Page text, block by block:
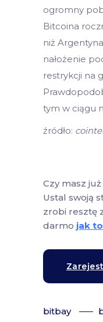
ogromny
Bitcoina
niż
nałożenie
restrykcji na
tym w ciągu
źródło:
Czy masz
Ustal swoją
zrobi resztę
darmo jak
bitbay